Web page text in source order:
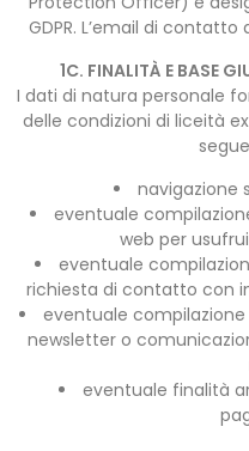
GDPR. L’email di contatto
1C. FINALITÀ E BASE
I dati di natura personale
delle condizioni di liceità
navigazione
eventuale
web per
eventuale
richiesta di contatto con
eventuale
newsletter o
eventuale finalità